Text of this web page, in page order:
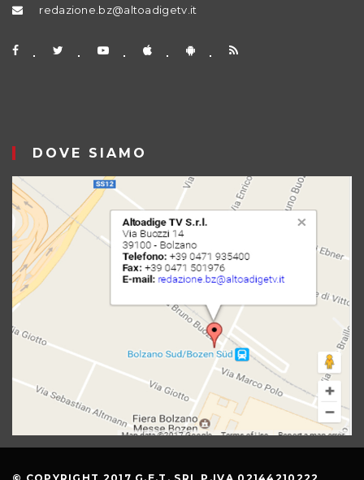
redazione.bz@altoadigetv.it
DOVE SIAMO